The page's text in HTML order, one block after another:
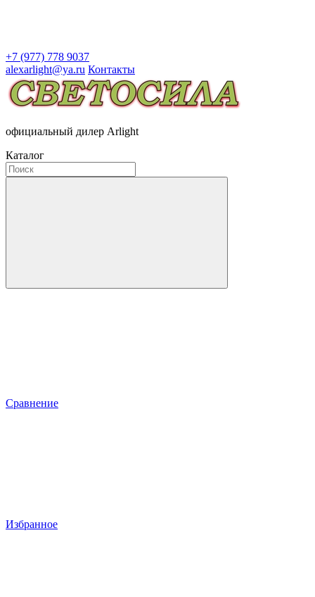
+7 (977) 778 9037
alexarlight@ya.ru Контакты
официальный дилер Arlight
Каталог
Сравнение
Избранное